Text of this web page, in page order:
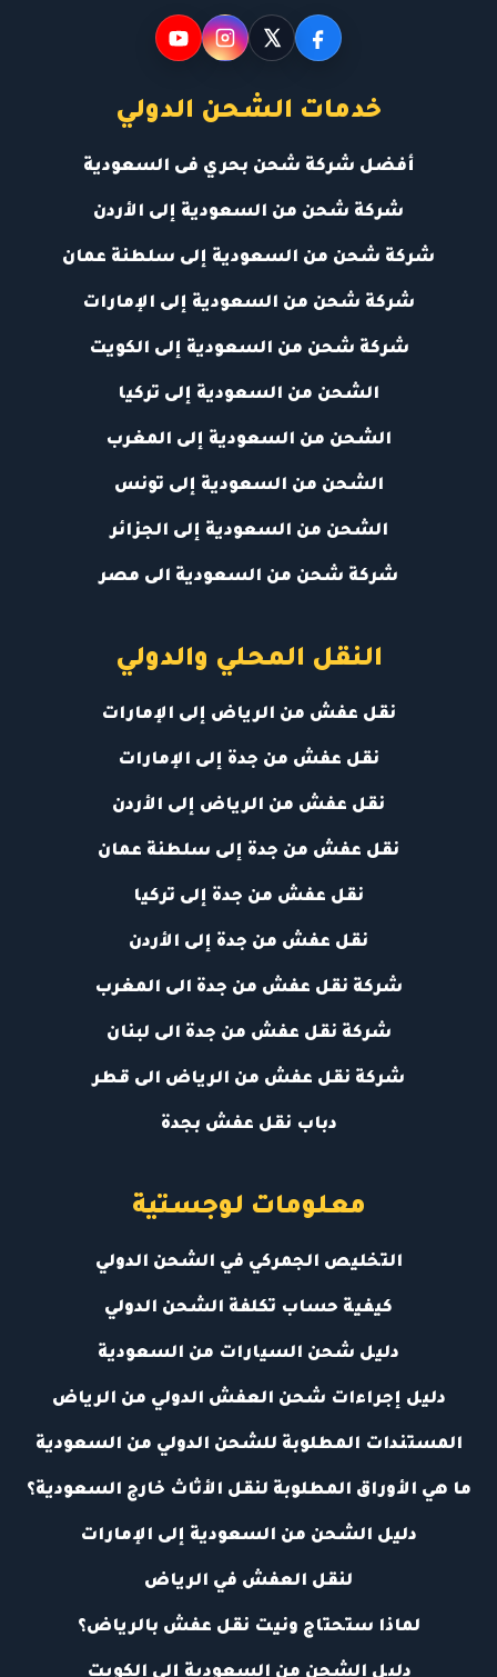
خدمات الشحن الدولي
أفضل شركة شحن بحري فى السعودية
شركة شحن من السعودية إلى الأردن
شركة شحن من السعودية إلى سلطنة عمان
شركة شحن من السعودية إلى الإمارات
شركة شحن من السعودية إلى الكويت
الشحن من السعودية إلى تركيا
الشحن من السعودية إلى المغرب
الشحن من السعودية إلى تونس
الشحن من السعودية إلى الجزائر
شركة شحن من السعودية الى مصر
النقل المحلي والدولي
نقل عفش من الرياض إلى الإمارات
نقل عفش من جدة إلى الإمارات
نقل عفش من الرياض إلى الأردن
نقل عفش من جدة إلى سلطنة عمان
نقل عفش من جدة إلى تركيا
نقل عفش من جدة إلى الأردن
شركة نقل عفش من جدة الى المغرب
شركة نقل عفش من جدة الى لبنان
شركة نقل عفش من الرياض الى قطر
دباب نقل عفش بجدة
معلومات لوجستية
التخليص الجمركي في الشحن الدولي
كيفية حساب تكلفة الشحن الدولي
دليل شحن السيارات من السعودية
دليل إجراءات شحن العفش الدولي من الرياض
المستندات المطلوبة للشحن الدولي من السعودية
ما هي الأوراق المطلوبة لنقل الأثاث خارج السعودية؟
دليل الشحن من السعودية إلى الإمارات
لنقل العفش في الرياض
لماذا ستحتاج ونيت نقل عفش بالرياض؟
دليل الشحن من السعودية إلى الكويت